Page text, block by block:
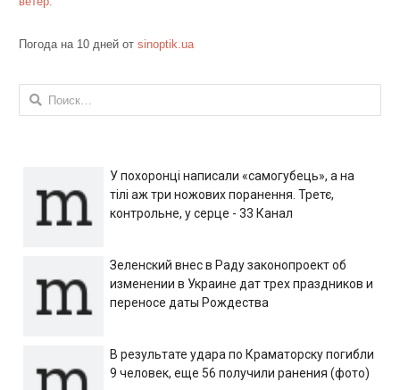
Погода на 10 дней от sinoptik.ua
Найти:
У похоронці написали «самогубець», а на
тілі аж три ножових поранення. Третє,
контрольне, у серце - 33 Канал
Зеленский внес в Раду законопроект об
изменении в Украине дат трех праздников и
переносе даты Рождества
В результате удара по Краматорску погибли
9 человек, еще 56 получили ранения (фото)